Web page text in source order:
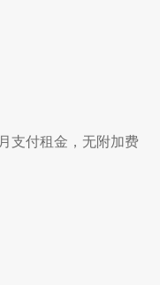
支付租金，无附加费